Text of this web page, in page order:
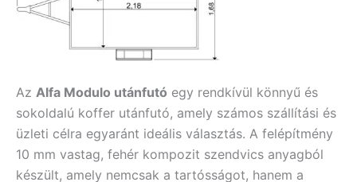
Az Alfa Modulo utánfutó egy rendkívül könnyű és
sokoldalú koffer utánfutó, amely számos szállítási és
üzleti célra egyaránt ideális választás. A felépítmény
10 mm vastag, fehér kompozit szendvics anyagból
készült, amely nemcsak a tartósságot, hanem a